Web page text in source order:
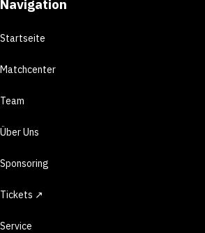
Navigation
Startseite
Matchcenter
Team
Über Uns
Sponsoring
Tickets ↗
Service